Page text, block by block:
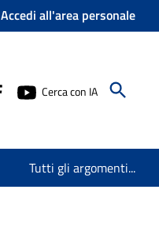
Accedi all'area personale
Cerca con IA
Tutti gli argomenti...